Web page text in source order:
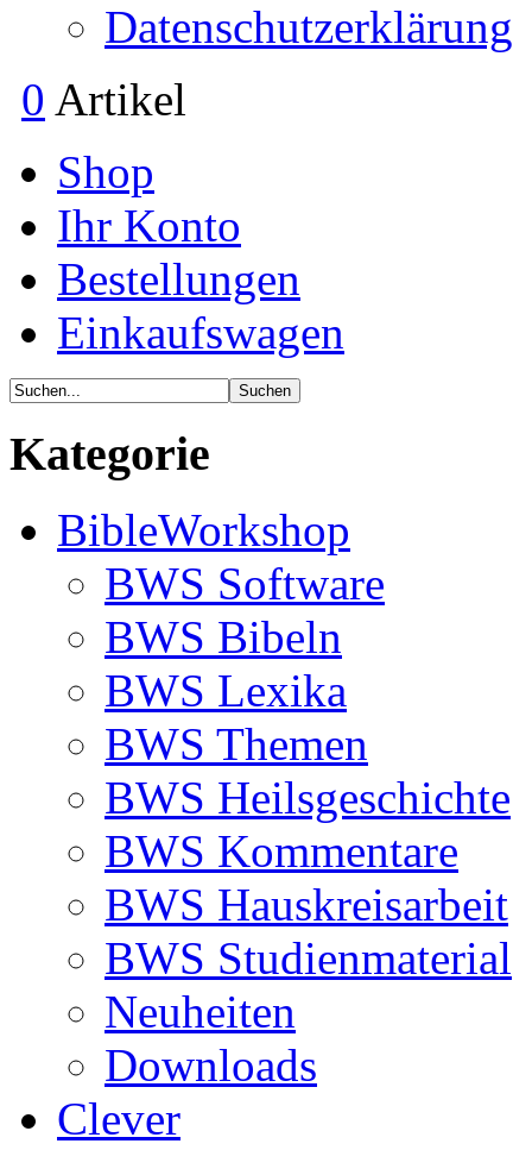
Datenschutzerklärung
0 Artikel
Shop
Ihr Konto
Bestellungen
Einkaufswagen
Kategorie
BibleWorkshop
BWS Software
BWS Bibeln
BWS Lexika
BWS Themen
BWS Heilsgeschichte
BWS Kommentare
BWS Hauskreisarbeit
BWS Studienmaterial
Neuheiten
Downloads
Clever